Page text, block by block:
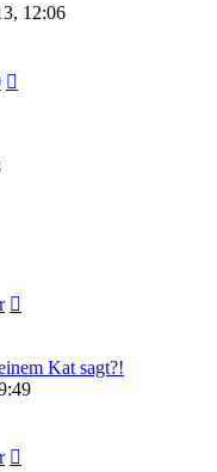
12:06
Kat sagt?!